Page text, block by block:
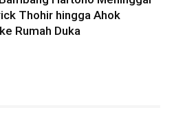
Thohir hingga Ahok
Rumah Duka